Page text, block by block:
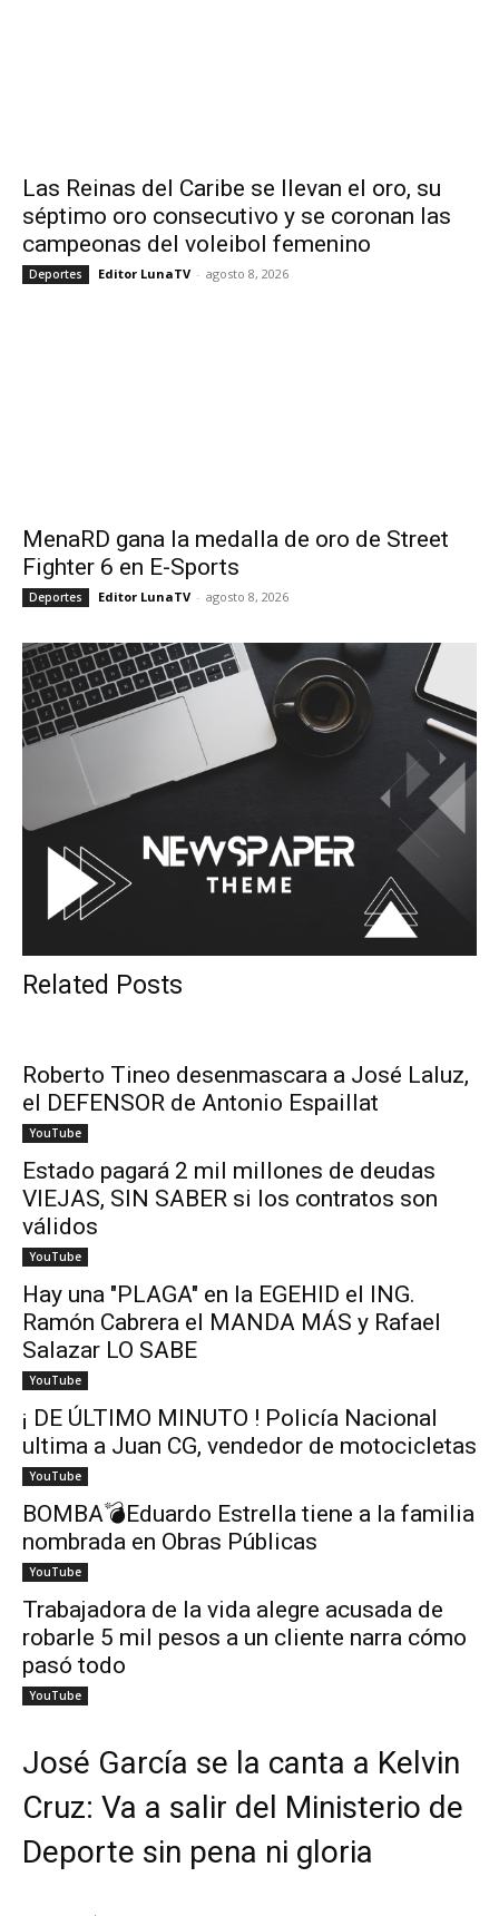
Las Reinas del Caribe se llevan el oro, su
séptimo oro consecutivo y se coronan las
campeonas del voleibol femenino
Deportes Editor LunaTV - agosto 8, 2026
MenaRD gana la medalla de oro de Street
Fighter 6 en E-Sports
Deportes Editor LunaTV - agosto 8, 2026
Related Posts
Roberto Tineo desenmascara a José Laluz,
el DEFENSOR de Antonio Espaillat
YouTube
Estado pagará 2 mil millones de deudas
VIEJAS, SIN SABER si los contratos son
válidos
YouTube
Hay una "PLAGA" en la EGEHID el ING.
Ramón Cabrera el MANDA MÁS y Rafael
Salazar LO SABE
YouTube
¡ DE ÚLTIMO MINUTO ! Policía Nacional
ultima a Juan CG, vendedor de motocicletas
YouTube
BOMBA💣Eduardo Estrella tiene a la familia
nombrada en Obras Públicas
YouTube
Trabajadora de la vida alegre acusada de
robarle 5 mil pesos a un cliente narra cómo
pasó todo
YouTube
José García se la canta a Kelvin
Cruz: Va a salir del Ministerio de
Deporte sin pena ni gloria